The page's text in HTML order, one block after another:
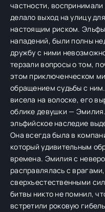
частности,
делало выход на улицу
настоящим риском.
нападений, были полны
дружбу с ними
терзали вопросы о том,
этом приключенческом
обращением судьбы с
висела на волоске, его
облике девушки —
эльфийское наследие
Она всегда была в
который удивительным
времена. Эмилия с
расправлялась с
сверхъестественными
битвы никто не помнил,
встретили роковую